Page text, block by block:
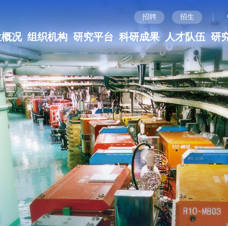
招聘 招生 |
况 组织机构 研究平台 科研成果 人才队伍 研